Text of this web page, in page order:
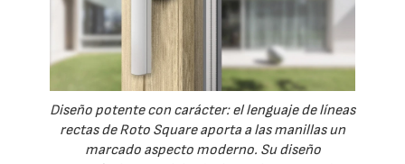
Diseño potente con carácter: el lenguaje de líneas
rectas de Roto Square aporta a las manillas un
marcado aspecto moderno. Su diseño